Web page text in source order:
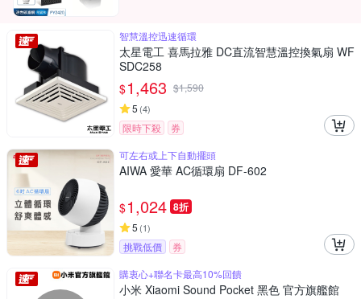
智慧溫控迅速循環
太星電工 喜馬拉雅 DC直流智慧溫控換氣扇 WF
SDC258
$1,463 $1,590
5 (4)
限時下殺
券
可左右或上下自動擺頭
AIWA 愛華 AC循環扇 DF-602
$1,024 8折
5 (1)
挑戰低價 券
購衷心+聯名卡最高10%回饋
小米 Xiaomi Sound Pocket 黑色 官方旗艦館